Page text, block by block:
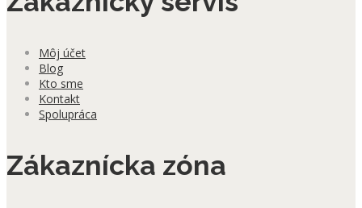
Môj účet
Blog
Kto sme
Kontakt
Spolupráca
Zákaznícka zóna